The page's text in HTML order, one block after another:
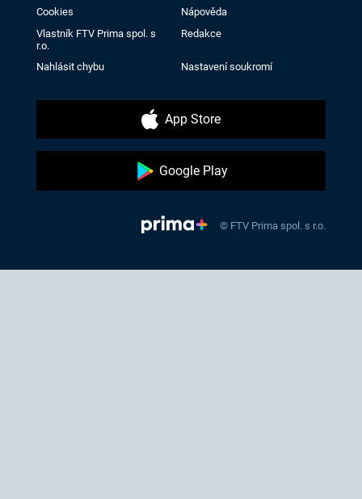
Cookies
Nápověda
Vlastník FTV Prima spol. s
r.o.
Redakce
Nahlásit chybu Nastavení soukromí
App Store
Google Play
© FTV Prima spol. s r.o.